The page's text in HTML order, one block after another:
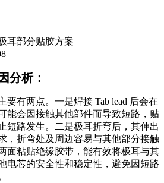
耳部分贴胶方案
分析：
要有两点。一是焊接 Tab lead 后会在
能会因接触其他部件而导致短路，贴
短路发生。二是极耳折弯后，其伸出
，折弯处及周边容易与其他部分接触
面粘贴绝缘胶带，能有效将极耳与其
电芯的安全性和稳定性，避免因短路